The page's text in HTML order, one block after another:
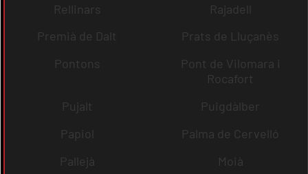
Rellinars
Rajadell
Premià de Dalt
Prats de Lluçanès
Pontons
Pont de Vilomara i
Rocafort
Pujalt
Puigdàlber
Papiol
Palma de Cervelló
Pallejà
Moià